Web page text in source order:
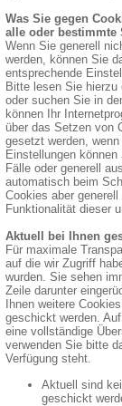
Was Sie gegen
alle oder bestimmte
Wenn Sie generell
werden, können Sie
entsprechende
Bitte lesen Sie
oder suchen Sie in
können Ihr
über das Setzen von
gesetzt werden,
Einstellungen
Fälle oder generell
automatisch beim
Cookies aber
Funktionalität dieser
Aktuell bei Ihnen
Für maximale
auf die wir Zugriff
wurden. Sie sehen
Zeile darunter
Ihnen weitere
geschickt werden.
eine vollständige
verwenden Sie bitte
Verfügung steht.
Aktuell sind
geschickt